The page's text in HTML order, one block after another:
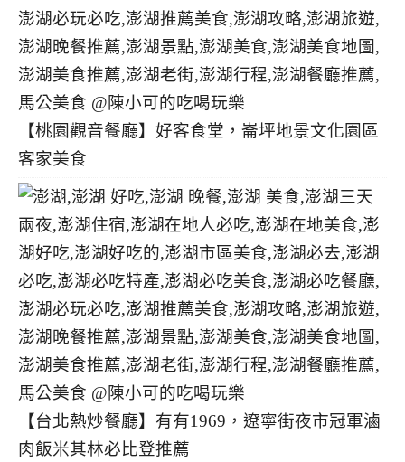
【桃園觀音餐廳】好客食堂，崙坪地景文化園區
客家美食
【台北熱炒餐廳】有有1969，遼寧街夜市冠軍滷
肉飯米其林必比登推薦